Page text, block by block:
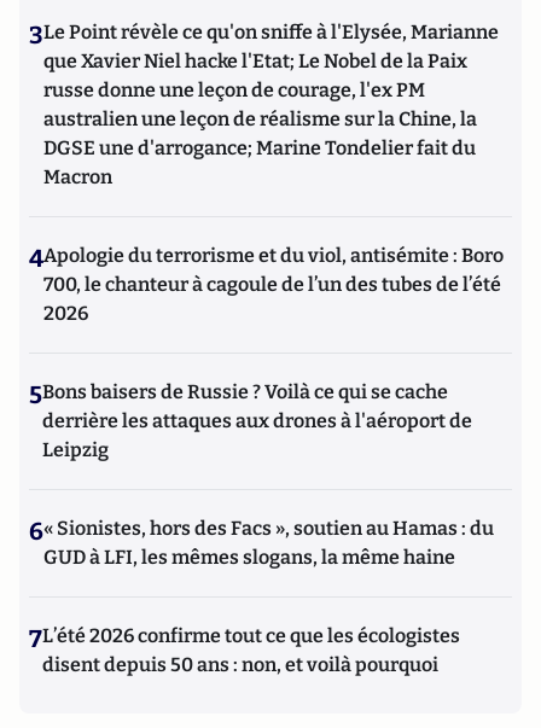
3Le Point révèle ce qu'on sniffe à l'Elysée, Marianne
que Xavier Niel hacke l'Etat; Le Nobel de la Paix
russe donne une leçon de courage, l'ex PM
australien une leçon de réalisme sur la Chine, la
DGSE une d'arrogance; Marine Tondelier fait du
Macron
4Apologie du terrorisme et du viol, antisémite : Boro
700, le chanteur à cagoule de l’un des tubes de l’été
2026
5Bons baisers de Russie ? Voilà ce qui se cache
derrière les attaques aux drones à l'aéroport de
Leipzig
6« Sionistes, hors des Facs », soutien au Hamas : du
GUD à LFI, les mêmes slogans, la même haine
7L’été 2026 confirme tout ce que les écologistes
disent depuis 50 ans : non, et voilà pourquoi